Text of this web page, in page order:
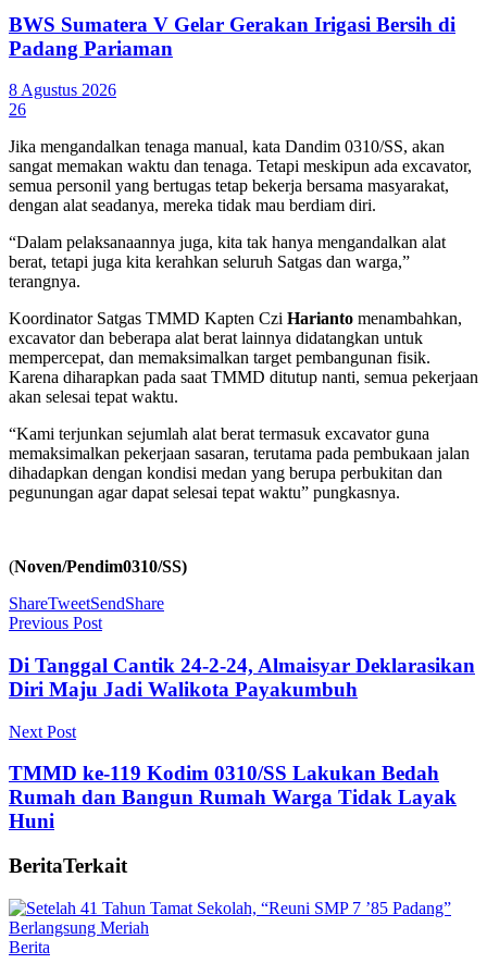
BWS Sumatera V Gelar Gerakan Irigasi Bersih di
Padang Pariaman
8 Agustus 2026
26
Jika mengandalkan tenaga manual, kata Dandim 0310/SS, akan
sangat memakan waktu dan tenaga. Tetapi meskipun ada excavator,
semua personil yang bertugas tetap bekerja bersama masyarakat,
dengan alat seadanya, mereka tidak mau berdiam diri.
“Dalam pelaksanaannya juga, kita tak hanya mengandalkan alat
berat, tetapi juga kita kerahkan seluruh Satgas dan warga,”
terangnya.
Koordinator Satgas TMMD Kapten Czi Harianto menambahkan,
excavator dan beberapa alat berat lainnya didatangkan untuk
mempercepat, dan memaksimalkan target pembangunan fisik.
Karena diharapkan pada saat TMMD ditutup nanti, semua pekerjaan
akan selesai tepat waktu.
“Kami terjunkan sejumlah alat berat termasuk excavator guna
memaksimalkan pekerjaan sasaran, terutama pada pembukaan jalan
dihadapkan dengan kondisi medan yang berupa perbukitan dan
pegunungan agar dapat selesai tepat waktu” pungkasnya.
(Noven/Pendim0310/SS)
ShareTweetSendShare
Previous Post
Di Tanggal Cantik 24-2-24, Almaisyar Deklarasikan
Diri Maju Jadi Walikota Payakumbuh
Next Post
TMMD ke-119 Kodim 0310/SS Lakukan Bedah
Rumah dan Bangun Rumah Warga Tidak Layak
Huni
BeritaTerkait
Berita